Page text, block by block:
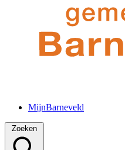
MijnBarneveld
Zoeken